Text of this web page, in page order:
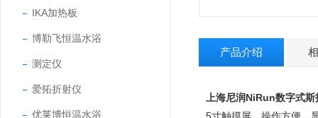
IKA加热板
博勒飞恒温水浴
测定仪
爱拓折射仪
优莱博恒温水浴
产品介绍
上海尼润NiRun数字式